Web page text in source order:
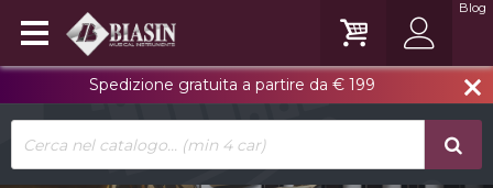
close
Spedizione gratuita a partire da € 199
Blog